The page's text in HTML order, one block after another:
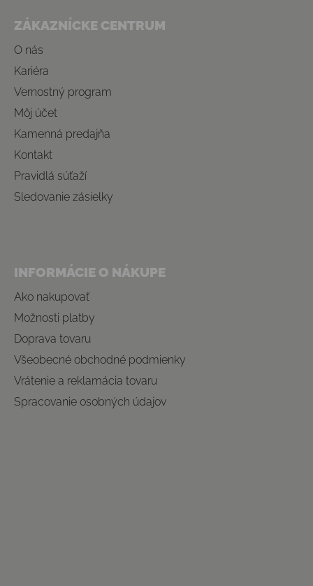
ZÁKAZNÍCKE CENTRUM
O nás
Kariéra
Vernostný program
Môj účet
Kamenná predajňa
Kontakt
Pravidlá súťaží
Sledovanie zásielky
INFORMÁCIE O NÁKUPE
Ako nakupovať
Možnosti platby
Doprava tovaru
Všeobecné obchodné podmienky
Vrátenie a reklamácia tovaru
Spracovanie osobných údajov